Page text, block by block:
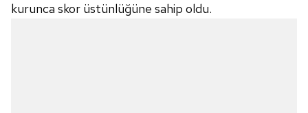
kurunca skor üstünlüğüne sahip oldu.